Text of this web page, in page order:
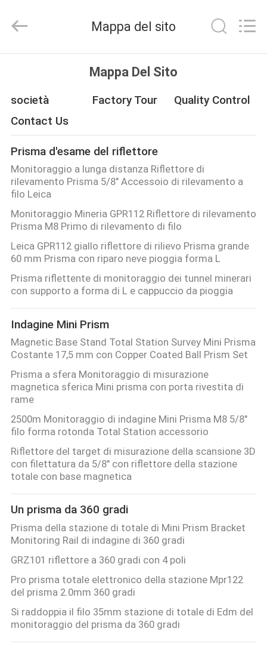
PRODOTTI
CIRCA
NOI
GIRO
DELLA
FABBRICA
CONTROLLO
DI
QUALITÀ
CONTATTICI
RICHIEDA
UNA
CITAZIONE
MAPPA
DEL
SITO
PRIVACY
POLICY
Survey
Instrument
Rights
Mappa del sito
Mappa Del Sito
società Factory Tour
Quality Control
Contact Us
Prisma d'esame del riflettore
Monitoraggio a lunga distanza Riflettore di
rilevamento Prisma 5/8" Accessoio di rilevamento a
filo Leica
Monitoraggio Mineria GPR112 Riflettore di rilevamento
Prisma M8 Primo di rilevamento di filo
Leica GPR112 giallo riflettore di rilievo Prisma grande
60 mm Prisma con riparo neve pioggia forma L
Prisma riflettente di monitoraggio dei tunnel minerari
con supporto a forma di L e cappuccio da pioggia
Indagine Mini Prism
Magnetic Base Stand Total Station Survey Mini Prisma
Costante 17,5 mm con Copper Coated Ball Prism Set
Prisma a sfera Monitoraggio di misurazione
magnetica sferica Mini prisma con porta rivestita di
rame
2500m Monitoraggio di indagine Mini Prisma M8 5/8"
filo forma rotonda Total Station accessorio
Riflettore del target di misurazione della scansione 3D
con filettatura da 5/8" con riflettore della stazione
totale con base magnetica
Un prisma da 360 gradi
Prisma della stazione di totale di Mini Prism Bracket
Monitoring Rail di indagine di 360 gradi
GRZ101 riflettore a 360 gradi con 4 poli
Pro prisma totale elettronico della stazione Mpr122
del prisma 2.0mm 360 gradi
Si raddoppia il filo 35mm stazione di totale di Edm del
monitoraggio del prisma da 360 gradi